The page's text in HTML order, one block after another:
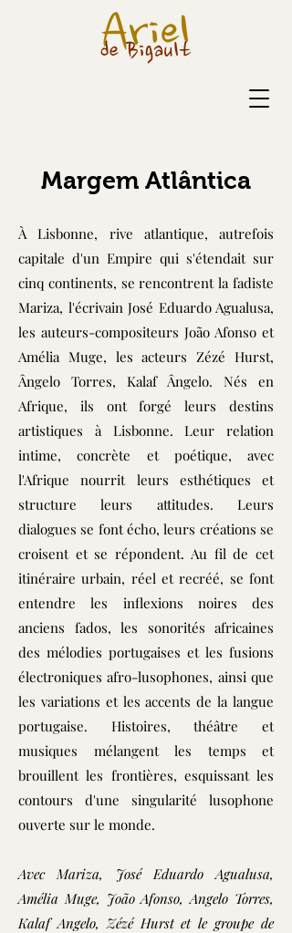
Margem Atlântica
À Lisbonne, rive atlantique, autrefois
capitale d'un Empire qui s'étendait sur
cinq continents, se rencontrent la fadiste
Mariza, l'écrivain José Eduardo Agualusa,
les auteurs-compositeurs João Afonso et
Amélia Muge, les acteurs Zézé Hurst,
Ângelo Torres, Kalaf Ângelo. Nés en
Afrique, ils ont forgé leurs destins
artistiques à Lisbonne. Leur relation
intime, concrète et poétique, avec
l'Afrique nourrit leurs esthétiques et
structure leurs attitudes. Leurs
dialogues se font écho, leurs créations se
croisent et se répondent. Au fil de cet
itinéraire urbain, réel et recréé, se font
entendre les inflexions noires des
anciens fados, les sonorités africaines
des mélodies portugaises et les fusions
électroniques afro-lusophones, ainsi que
les variations et les accents de la langue
portugaise. Histoires, théâtre et
musiques mélangent les temps et
brouillent les frontières, esquissant les
contours d'une singularité lusophone
ouverte sur le monde.
AvecMariza, José Eduardo Agualusa,
Amélia Muge, João Afonso, Angelo Torres,
Kalaf Angelo, Zézé Hurst et le groupe de